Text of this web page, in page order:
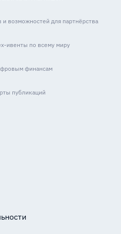
возможностей для партнёрства
ивенты по всему миру
финансам
публикаций